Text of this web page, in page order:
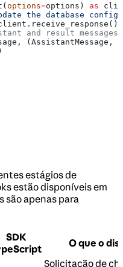
options=options) as
the database
and result messages
(AssistantMessage,
estágios de
estão disponíveis em
são apenas para
SDK
O que o
Solicitação de